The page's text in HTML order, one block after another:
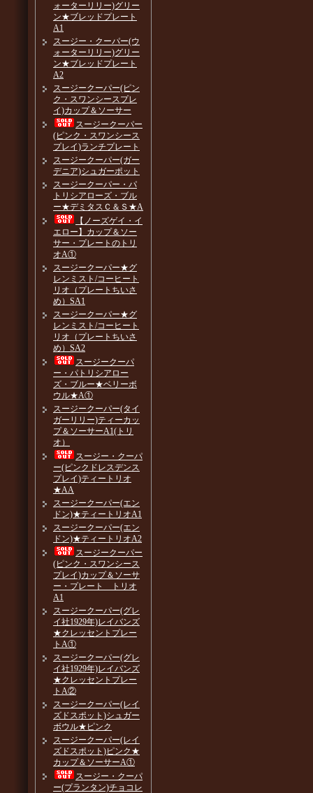
ォーターリリー)グリー
ン★ブレッドプレート
A1
スージー・クーパー(ウ
ォーターリリー)グリー
ン★ブレッドプレート
A2
スージークーパー(ピン
ク・スワンシースプレ
イ)カップ＆ソーサー
スージークーパー
(ピンク・スワンシース
プレイ)ランチプレート
スージークーパー(ガー
デニア)シュガーポット
スージークーパー・パ
トリシアローズ・ブル
ー★デミタスＣ＆Ｓ★A
【ノーズゲイ・イ
エロー】カップ＆ソー
サー・プレートのトリ
オA①
スージークーパー★グ
レンミスト/コーヒート
リオ（プレートちいさ
め）SA1
スージークーパー★グ
レンミスト/コーヒート
リオ（プレートちいさ
め）SA2
スージークーパ
ー・パトリシアロー
ズ・ブルー★ベリーボ
ウル★A①
スージークーパー(タイ
ガーリリー)ティーカッ
プ＆ソーサーA1(トリ
オ）
スージー・クーパ
ー(ピンクドレスデンス
プレイ)ティートリオ
★AA
スージークーパー(エン
ドン)★ティートリオA1
スージークーパー(エン
ドン)★ティートリオA2
スージークーパー
(ピンク・スワンシース
プレイ)カップ＆ソーサ
ー・プレート トリオ
A1
スージークーパー(グレ
イ社1929年)レイバンズ
★クレッセントプレー
トA①
スージークーパー(グレ
イ社1929年)レイバンズ
★クレッセントプレー
トA②
スージークーパー(レイ
ズドスポット)シュガー
ボウル★ピンク
スージークーパー(レイ
ズドスポット)ピンク★
カップ＆ソーサーA①
スージー・クーパ
ー(プランタン)チョコレ